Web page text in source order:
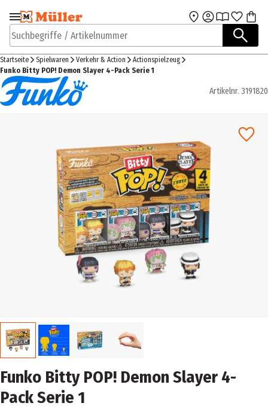
Zur Navigation
springen
Zum Hauptinhalt
Suchbegriffe / Artikelnummer
Startseite Spielwaren Verkehr & Action
Actionspielzeug
Funko Bitty POP! Demon Slayer 4-Pack Serie 1
Artikelnr. 3191820
Funko Bitty POP! Demon Slayer 4-
Pack Serie 1